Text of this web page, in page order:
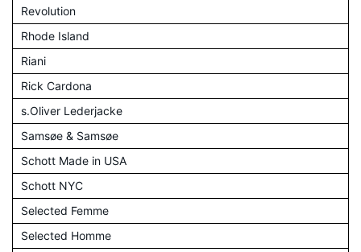
Revolution
Rhode Island
Riani
Rick Cardona
s.Oliver Lederjacke
Samsøe & Samsøe
Schott Made in USA
Schott NYC
Selected Femme
Selected Homme